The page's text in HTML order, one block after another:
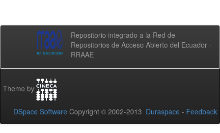
Repositorio integrado a la Red de
Repositorios de Acceso Abierto del Ecuador -
RRAAE
Theme by
DSpace Software Copyright © 2002-2013 Duraspace - Feedback